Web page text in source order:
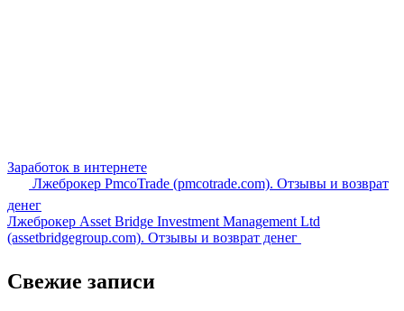
Заработок в интернете
Лжеброкер PmcoTrade (pmcotrade.com). Отзывы и возврат
денег
Лжеброкер Asset Bridge Investment Management Ltd
(assetbridgegroup.com). Отзывы и возврат денег
Свежие записи